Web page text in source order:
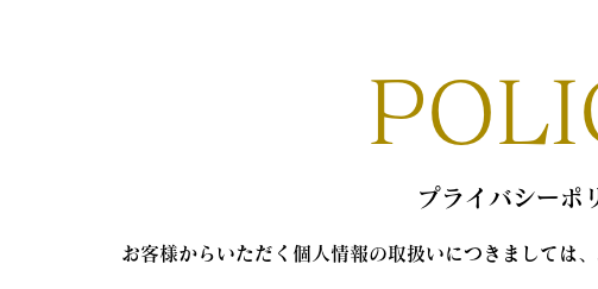
プライバシーポ
お客様からいただく個人情報の取扱いにつきましては